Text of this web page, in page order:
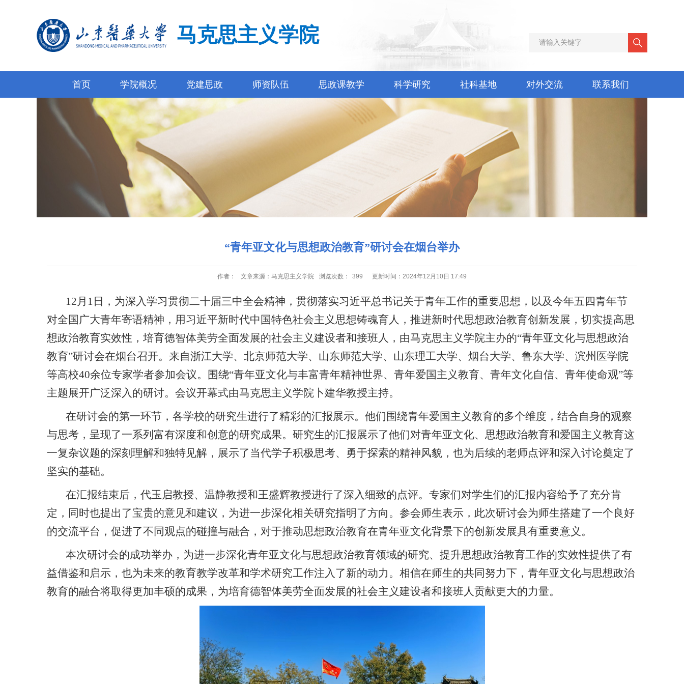
马克思主义学院
首页 学院概况 党建思政 师资队伍 思政课教学 科学研究 社科基地 对外交流 联系我们
“青年亚文化与思想政治教育”研讨会在烟台举办
作者： 文章来源：马克思主义学院 浏览次数： 399 更新时间：2024年12月10日 17:49
12月1日，为深入学习贯彻二十届三中全会精神，贯彻落实习近平总书记关于青年工作的重要思想，以及今年五四青年节
对全国广大青年寄语精神，用习近平新时代中国特色社会主义思想铸魂育人，推进新时代思想政治教育创新发展，切实提高思
想政治教育实效性，培育德智体美劳全面发展的社会主义建设者和接班人，由马克思主义学院主办的“青年亚文化与思想政治
教育”研讨会在烟台召开。来自浙江大学、北京师范大学、山东师范大学、山东理工大学、烟台大学、鲁东大学、滨州医学院
等高校40余位专家学者参加会议。围绕“青年亚文化与丰富青年精神世界、青年爱国主义教育、青年文化自信、青年使命观”等
主题展开广泛深入的研讨。会议开幕式由马克思主义学院卜建华教授主持。
在研讨会的第一环节，各学校的研究生进行了精彩的汇报展示。他们围绕青年爱国主义教育的多个维度，结合自身的观察
与思考，呈现了一系列富有深度和创意的研究成果。研究生的汇报展示了他们对青年亚文化、思想政治教育和爱国主义教育这
一复杂议题的深刻理解和独特见解，展示了当代学子积极思考、勇于探索的精神风貌，也为后续的老师点评和深入讨论奠定了
坚实的基础。
在汇报结束后，代玉启教授、温静教授和王盛辉教授进行了深入细致的点评。专家们对学生们的汇报内容给予了充分肯
定，同时也提出了宝贵的意见和建议，为进一步深化相关研究指明了方向。参会师生表示，此次研讨会为师生搭建了一个良好
的交流平台，促进了不同观点的碰撞与融合，对于推动思想政治教育在青年亚文化背景下的创新发展具有重要意义。
本次研讨会的成功举办，为进一步深化青年亚文化与思想政治教育领域的研究、提升思想政治教育工作的实效性提供了有
益借鉴和启示，也为未来的教育教学改革和学术研究工作注入了新的动力。相信在师生的共同努力下，青年亚文化与思想政治
教育的融合将取得更加丰硕的成果，为培育德智体美劳全面发展的社会主义建设者和接班人贡献更大的力量。